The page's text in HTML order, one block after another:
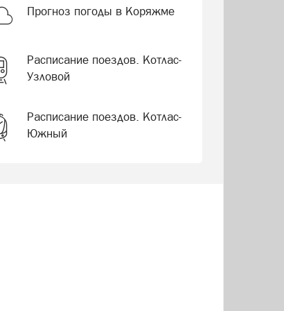
Прогноз погоды в Коряжме
Расписание поездов. Котлас-
Узловой
Расписание поездов. Котлас-
Южный